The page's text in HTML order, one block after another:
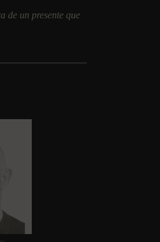
de un presente que